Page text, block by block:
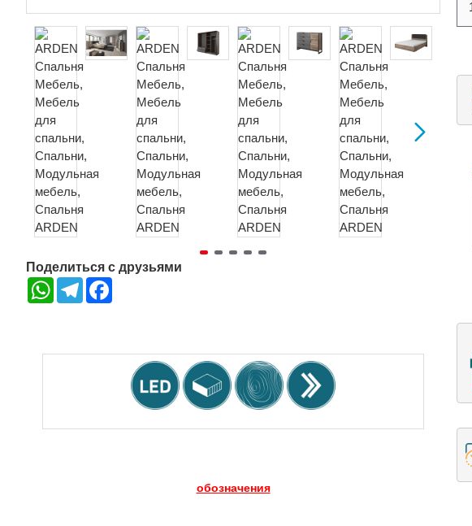
Поделиться с друзьями
WhatsAppTelegram
обозначения